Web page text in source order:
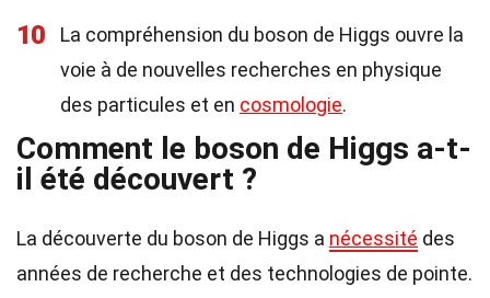
10
La compréhension du boson de Higgs ouvre la
voie à de nouvelles recherches en physique
des particules et en cosmologie.
Comment le boson de Higgs a-t-
il été découvert ?
La découverte du boson de Higgs a nécessité des
années de recherche et des technologies de pointe.